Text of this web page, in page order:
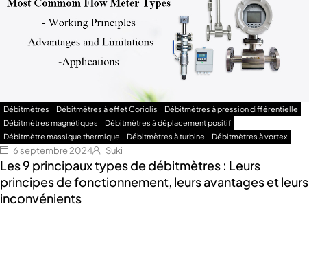
Débitmètres Débitmètres à effet Coriolis
Débitmètres à pression différentielle
Débitmètres magnétiques
Débitmètres à déplacement positif
Débitmètre massique thermique
Débitmètres à turbine Débitmètres à vortex
6 septembre 2024 Suki
Les 9 principaux types de débitmètres : Leurs
principes de fonctionnement, leurs avantages et leurs
inconvénients